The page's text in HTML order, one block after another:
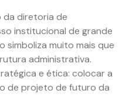
da diretoria de
institucional de grande
simboliza muito mais que
administrativa.
e ética: colocar a
de projeto de futuro da